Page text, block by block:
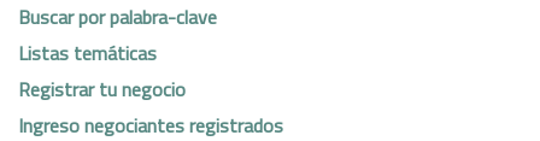
Buscar por palabra-clave
Listas temáticas
Registrar tu negocio
Ingreso negociantes registrados